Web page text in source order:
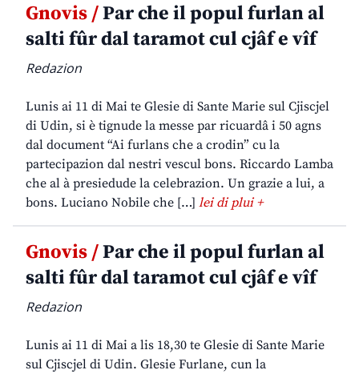
Gnovis /Par che il popul furlan al
salti fûr dal taramot cul cjâf e vîf
Redazion
Lunis ai 11 di Mai te Glesie di Sante Marie sul Cjiscjel
di Udin, si è tignude la messe par ricuardâ i 50 agns
dal document “Ai furlans che a crodin” cu la
partecipazion dal nestri vescul bons. Riccardo Lamba
che al à presiedude la celebrazion. Un grazie a lui, a
bons. Luciano Nobile che […] lei di plui +
Gnovis /Par che il popul furlan al
salti fûr dal taramot cul cjâf e vîf
Redazion
Lunis ai 11 di Mai a lis 18,30 te Glesie di Sante Marie
sul Cjiscjel di Udin. Glesie Furlane, cun la